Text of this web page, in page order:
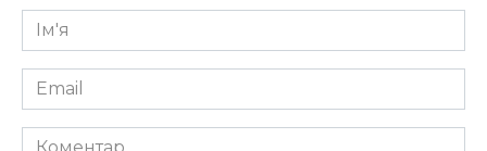
Ім'я
*
Email
*
Коментар